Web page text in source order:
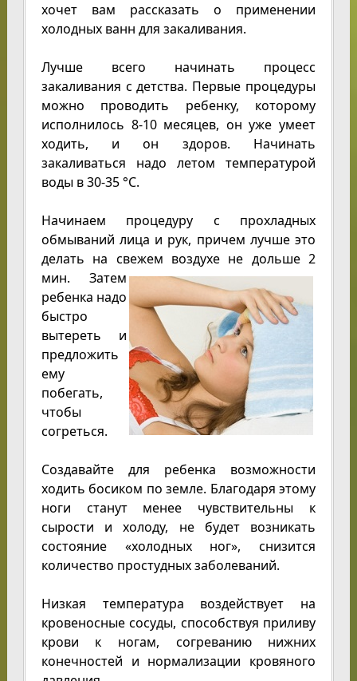
хочет вам рассказать о применении
холодных ванн для закаливания.
Лучше всего начинать процесс
закаливания с детства. Первые процедуры
можно проводить ребенку, которому
исполнилось 8-10 месяцев, он уже умеет
ходить, и он здоров. Начинать
закаливаться надо летом температурой
воды в 30-35 °С.
Начинаем процедуру с прохладных
обмываний лица и рук, причем лучше это
делать на свежем воздухе не дольше 2
мин. Затем
ребенка надо
быстро
вытереть и
предложить
ему
побегать,
чтобы
согреться.
Создавайте для ребенка возможности
ходить босиком по земле. Благодаря этому
ноги станут менее чувствительны к
сырости и холоду, не будет возникать
состояние «холодных ног», снизится
количество простудных заболеваний.
Низкая температура воздействует на
кровеносные сосуды, способствуя приливу
крови к ногам, согреванию нижних
конечностей и нормализации кровяного